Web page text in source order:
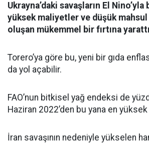
Ukrayna’daki savaşların El
yüksek maliyetler ve düşük
oluşan mükemmel bir fırtına
Torero’ya göre bu, yeni bir gıda
da yol açabilir.
FAO’nun bitkisel yağ endeksi de
Haziran 2022’den bu yana en
İran savaşının nedeniyle yükselen